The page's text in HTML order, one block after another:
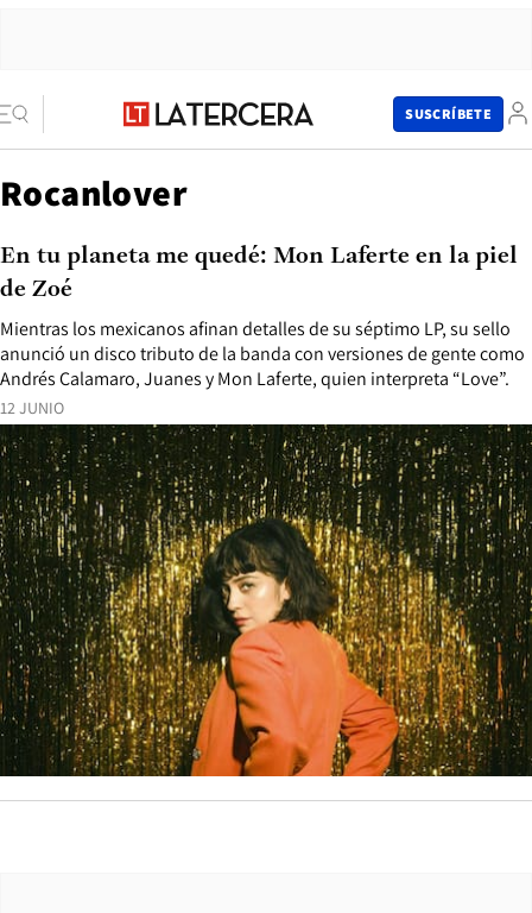
SUSCRÍBETE
Rocanlover
12 JUNIO
Mientras los mexicanos afinan detalles de su séptimo LP, su sello
anunció un disco tributo de la banda con versiones de gente como
Andrés Calamaro, Juanes y Mon Laferte, quien interpreta “Love”.
En tu planeta me quedé: Mon Laferte en la piel
de Zoé